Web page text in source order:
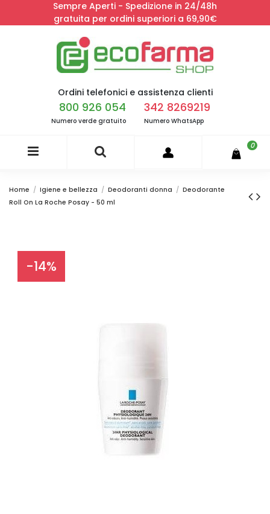
Sempre Aperti - Spedizione in 24/48h
gratuita per ordini superiori a 69,90€
Ordini telefonici e assistenza clienti
800 926 054
Numero verde gratuito
342 8269219
Numero WhatsApp
0
Home Igiene e bellezza Deodoranti donna
Deodorante
Roll On La Roche Posay - 50 ml
-14%